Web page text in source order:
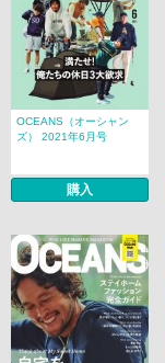
OCEANS（オーシャン
ズ） 2021年6月号
購入